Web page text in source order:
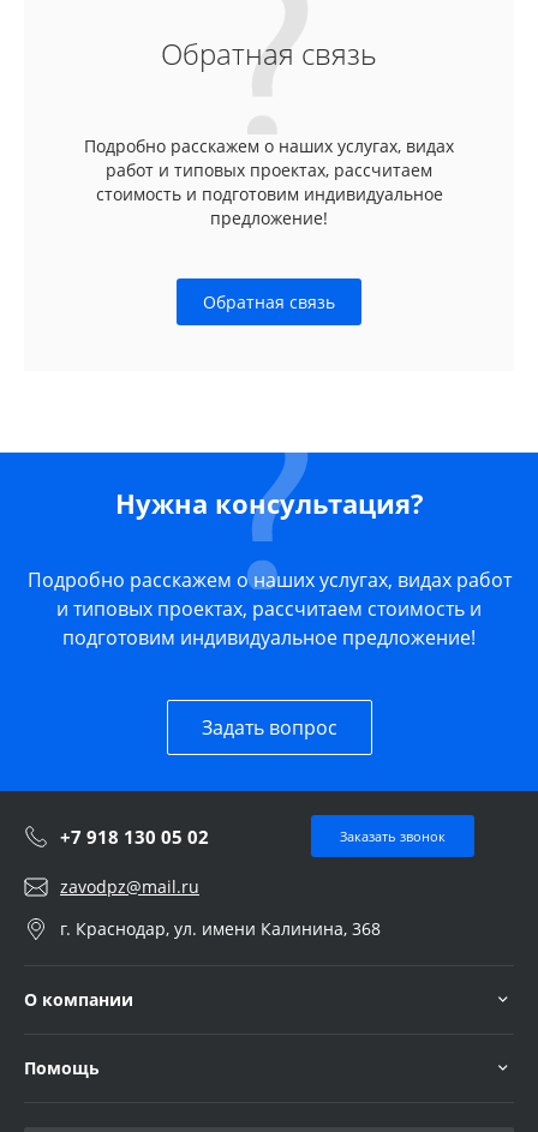
Обратная связь
Подробно расскажем о наших услугах, видах
работ и типовых проектах, рассчитаем
стоимость и подготовим индивидуальное
предложение!
Обратная связь
Нужна консультация?
Подробно расскажем о наших услугах, видах работ
и типовых проектах, рассчитаем стоимость и
подготовим индивидуальное предложение!
Задать вопрос
+7 918 130 05 02 Заказать звонок
zavodpz@mail.ru
г. Краснодар, ул. имени Калинина, 368
О компании
Помощь